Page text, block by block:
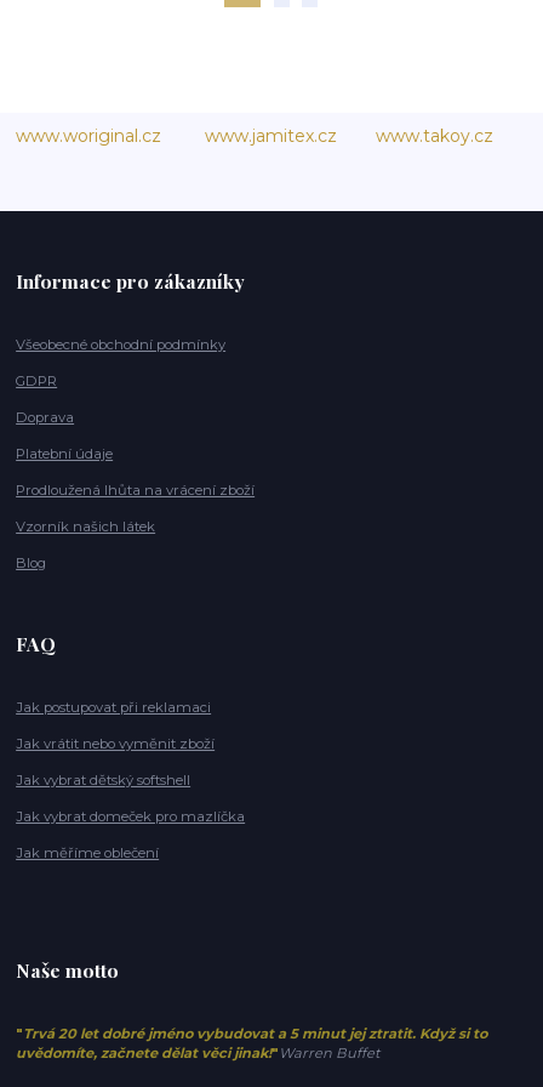
www.woriginal.cz www.jamitex.cz www.takoy.cz
Informace pro zákazníky
Všeobecné obchodní podmínky
GDPR
Doprava
Platební údaje
Prodloužená lhůta na vrácení zboží
Vzorník našich látek
Blog
FAQ
Jak postupovat při reklamaci
Jak vrátit nebo vyměnit zboží
Jak vybrat dětský softshell
Jak vybrat domeček pro mazlíčka
Jak měříme oblečení
Naše motto
" Trvá 20 let dobré jméno vybudovat a 5 minut jej ztratit. Když si to
uvědomíte, začnete dělat věci jinak!" Warren Buffet